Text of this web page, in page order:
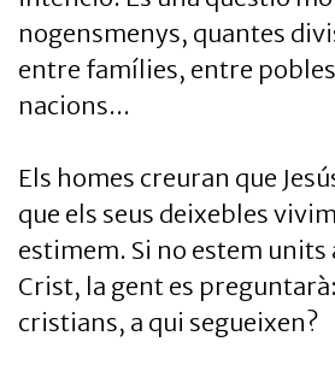
nogensmenys, quantes
entre famílies, entre
nacions...
Els homes creuran que
que els seus deixebles
estimem. Si no estem
Crist, la gent es
cristians, a qui segueixen?